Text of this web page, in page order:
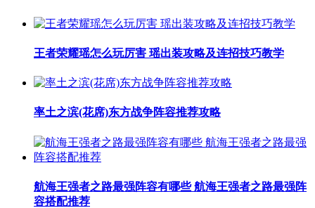
王者荣耀瑶怎么玩厉害 瑶出装攻略及连招技巧教学
率土之滨(花席)东方战争阵容推荐攻略
航海王强者之路最强阵容有哪些 航海王强者之路最强阵
容搭配推荐